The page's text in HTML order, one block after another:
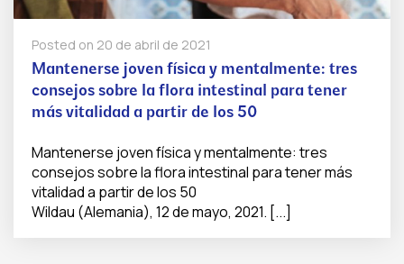
Posted on 20 de abril de 2021
Mantenerse joven física y mentalmente: tres
consejos sobre la flora intestinal para tener
más vitalidad a partir de los 50
Mantenerse joven física y mentalmente: tres
consejos sobre la flora intestinal para tener más
vitalidad a partir de los 50
Wildau (Alemania), 12 de mayo, 2021. [...]